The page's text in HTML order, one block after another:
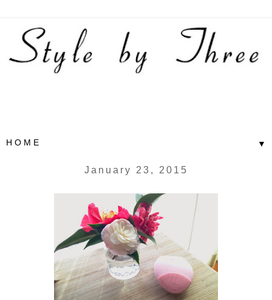
▼
January 23, 2015